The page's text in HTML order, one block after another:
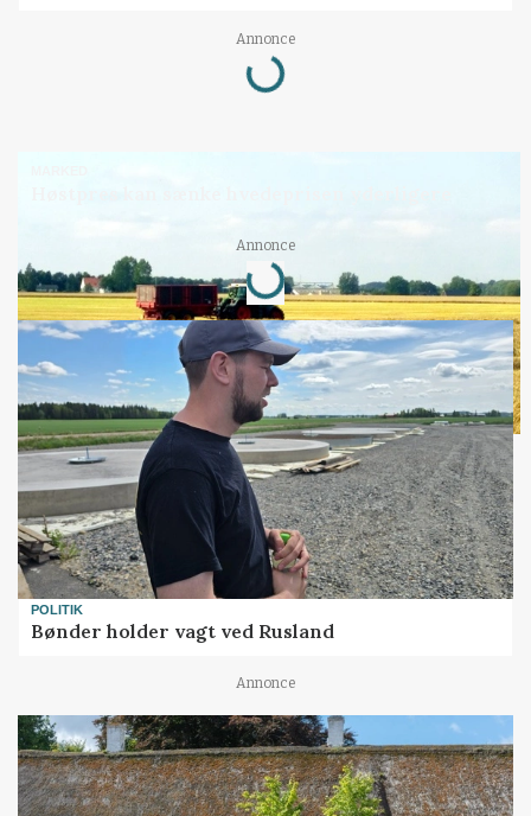
Annonce
Loading...
Annonce
Loading...
POLITIK
Bønder holder vagt ved Rusland
Annonce